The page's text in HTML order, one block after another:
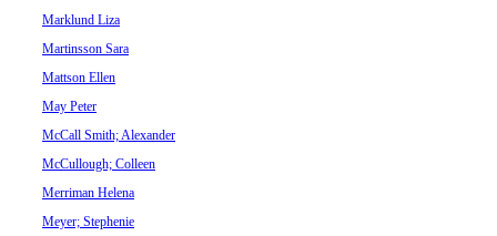
Marklund Liza
Martinsson Sara
Mattson Ellen
May Peter
McCall Smith; Alexander
McCullough; Colleen
Merriman Helena
Meyer; Stephenie